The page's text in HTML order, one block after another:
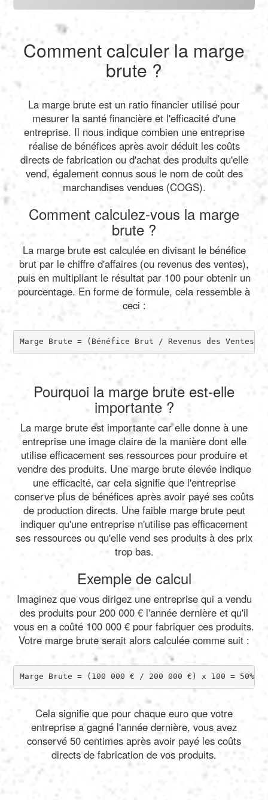
Comment calculer la marge
brute ?
La marge brute est un ratio financier utilisé pour
mesurer la santé financière et l'efficacité d'une
entreprise. Il nous indique combien une entreprise
réalise de bénéfices après avoir déduit les coûts
directs de fabrication ou d'achat des produits qu'elle
vend, également connus sous le nom de coût des
marchandises vendues (COGS).
Comment calculez-vous la marge
brute ?
La marge brute est calculée en divisant le bénéfice
brut par le chiffre d'affaires (ou revenus des ventes),
puis en multipliant le résultat par 100 pour obtenir un
pourcentage. En forme de formule, cela ressemble à
ceci :
Marge Brute = (Bénéfice Brut / Revenus des Ventes)
Pourquoi la marge brute est-elle
importante ?
La marge brute est importante car elle donne à une
entreprise une image claire de la manière dont elle
utilise efficacement ses ressources pour produire et
vendre des produits. Une marge brute élevée indique
une efficacité, car cela signifie que l'entreprise
conserve plus de bénéfices après avoir payé ses coûts
de production directs. Une faible marge brute peut
indiquer qu'une entreprise n'utilise pas efficacement
ses ressources ou qu'elle vend ses produits à des prix
trop bas.
Exemple de calcul
Imaginez que vous dirigez une entreprise qui a vendu
des produits pour 200 000 € l'année dernière et qu'il
vous en a coûté 100 000 € pour fabriquer ces produits.
Votre marge brute serait alors calculée comme suit :
Marge Brute = (100 000 € / 200 000 €) x 100 = 50%
Cela signifie que pour chaque euro que votre
entreprise a gagné l'année dernière, vous avez
conservé 50 centimes après avoir payé les coûts
directs de fabrication de vos produits.